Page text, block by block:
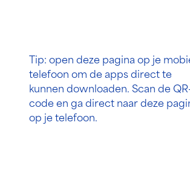
Tip: open deze pagina op je
telefoon om de apps direct te
kunnen downloaden. Scan de
code en ga direct naar deze
op je telefoon.